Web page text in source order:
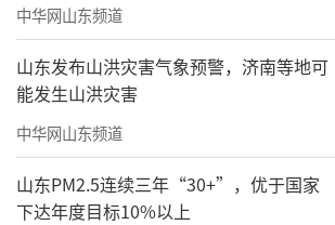
中华网山东频道
山东发布山洪灾害气象预警，济南等地可
能发生山洪灾害
中华网山东频道
山东PM2.5连续三年“30+”，优于国家
下达年度目标10%以上